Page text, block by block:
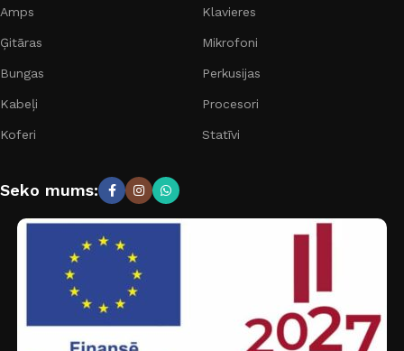
Amps
Ģitāras
Bungas
Kabeļi
Koferi
Klavieres
Mikrofoni
Perkusijas
Procesori
Statīvi
Seko mums: